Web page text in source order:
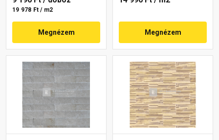
19 978 Ft / m2
Megnézem Megnézem